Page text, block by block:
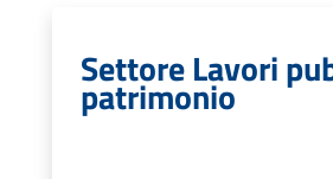
Settore Lavori
patrimonio